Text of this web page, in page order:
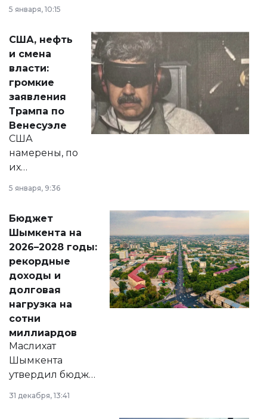
сразу несколько
актуальных тем —
от слухов о
политических
реформах до
вопросов армии,
экономики и
личного здоровья.
5 января, 10:15
США, нефть
и смена
власти:
громкие
заявления
Трампа по
Венесуэле
США
намерены, по
их
принести
народу
Венесуэлы.
5 января, 9:36
Бюджет
Шымкента на
2026–2028 годы:
рекордные
доходы и
долговая
нагрузка на
сотни
миллиардов
Маслихат
Шымкента
утвердил бюджет
2028 годы.
31 декабря, 13:41